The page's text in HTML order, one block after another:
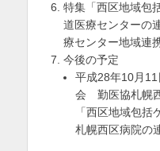
特集「西区地域包
道医療センターの
療センター地域
今後の予定
平成28年10月
会 勤医協札幌
「西区地域包
札幌西区病院の